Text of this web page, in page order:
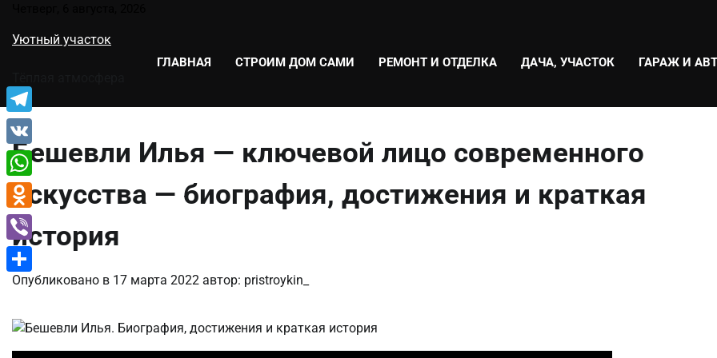
содержимому
Уютный участок
ГЛАВНАЯ СТРОИМ ДОМ САМИ РЕМОНТ И ОТДЕЛКА ДАЧА, УЧАСТОК ГАРАЖ И
Бешевли Илья — ключевой лицо современного
искусства — биография, достижения и краткая
история
Опубликовано в 17 марта 2022 автор: pristroykin_
Telegram
VK
WhatsApp
Odnoklassniki
Viber
Отправить